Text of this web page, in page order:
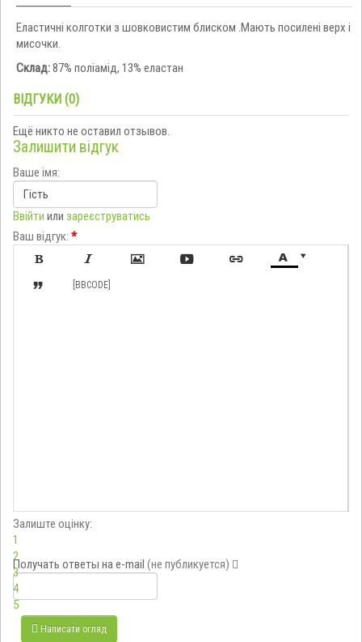
Еластичні колготки з шовковистим блиском .Мають посилені верх і
мисочки.
Склад:87% поліамід, 13% еластан
ВІДГУКИ (0)
Ещё никто не оставил отзывов.
Залишити відгук
Ваше імя:
Ввійти или зареєструватись
Ваш відгук: *

     
 [BBCODE]
Залиште оцінку:
1
2
3
4
5
Получать ответы на e-mail (не публикуется)
Написати огляд